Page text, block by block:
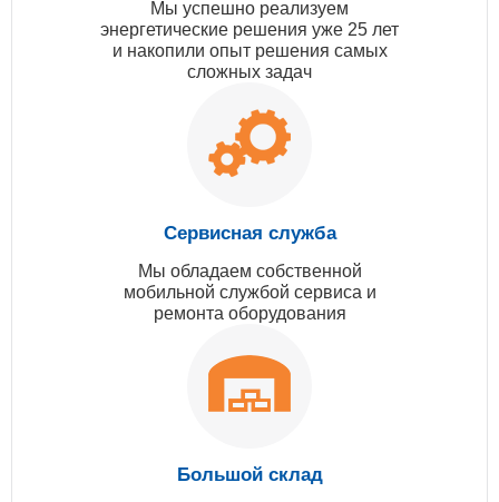
Мы успешно реализуем
энергетические решения уже 25 лет
и накопили опыт решения самых
сложных задач
Сервисная служба
Мы обладаем собственной
мобильной службой сервиса и
ремонта оборудования
Большой склад